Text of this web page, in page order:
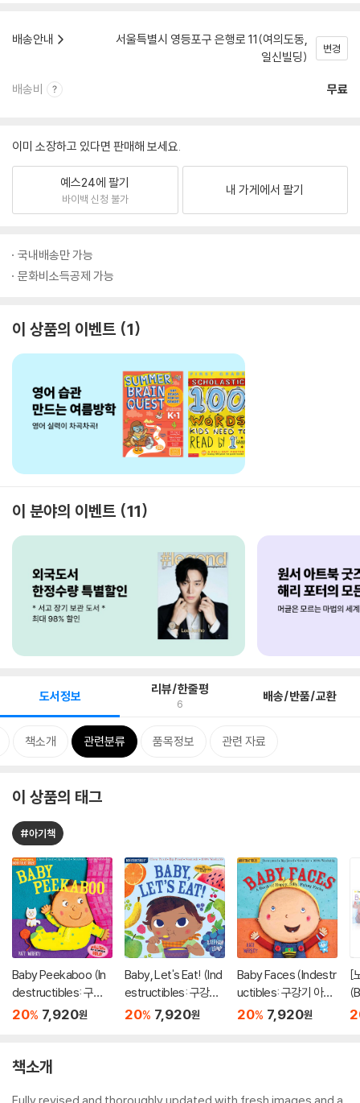
배송안내
서울특별시 영등포구 은행로 11(여의도동,
일신빌딩)
변경
배송비 무료
이미 소장하고 있다면 판매해 보세요.
예스24에 팔기
바이백 신청 불가
내 가게에서 팔기
국내배송만 가능
문화비소득공제 가능
이 상품의 이벤트 1
이 분야의 이벤트 11
도서정보 리뷰/한줄평
6 배송/반품/교환
책소개 관련분류 품목정보 관련 자료
이 상품의 태그
#아기책
Baby Peekaboo (In
destructibles: 구강
기 아이를 위한 츄잉북
20% 7,920원
Baby, Let's Eat! (Ind
estructibles: 구강기
아이를 위한 츄잉북 시
20% 7,920원
Baby Faces (Indestr
uctibles: 구강기 아이
를 위한 츄잉북 시리즈)
20% 7,920원
[
책소개